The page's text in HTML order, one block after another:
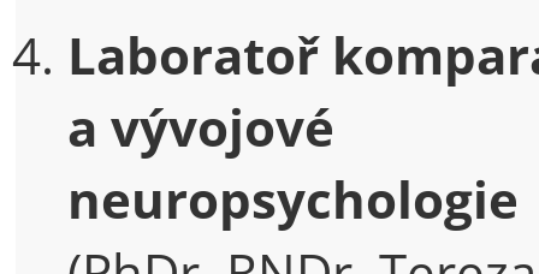
Laboratoř
a vývojové
neuropsychologie